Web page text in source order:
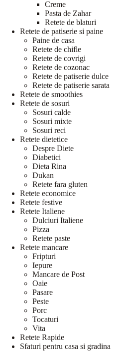
Creme
Pasta de Zahar
Retete de blaturi
Retete de patiserie si paine
Paine de casa
Retete de chifle
Retete de covrigi
Retete de cozonac
Retete de patiserie dulce
Retete de patiserie sarata
Retete de smoothies
Retete de sosuri
Sosuri calde
Sosuri mixte
Sosuri reci
Retete dietetice
Despre Diete
Diabetici
Dieta Rina
Dukan
Retete fara gluten
Retete economice
Retete festive
Retete Italiene
Dulciuri Italiene
Pizza
Retete paste
Retete mancare
Fripturi
Iepure
Mancare de Post
Oaie
Pasare
Peste
Porc
Tocaturi
Vita
Retete Rapide
Sfaturi pentru casa si gradina